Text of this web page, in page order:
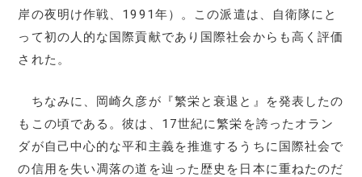
岸の夜明け作戦、1991年）。この派遣は、自衛隊にと
って初の人的な国際貢献であり国際社会からも高く評価
された。
ちなみに、岡崎久彦が『繁栄と衰退と』を発表したの
もこの頃である。彼は、17世紀に繁栄を誇ったオラン
ダが自己中心的な平和主義を推進するうちに国際社会で
の信用を失い凋落の道を辿った歴史を日本に重ねたのだ